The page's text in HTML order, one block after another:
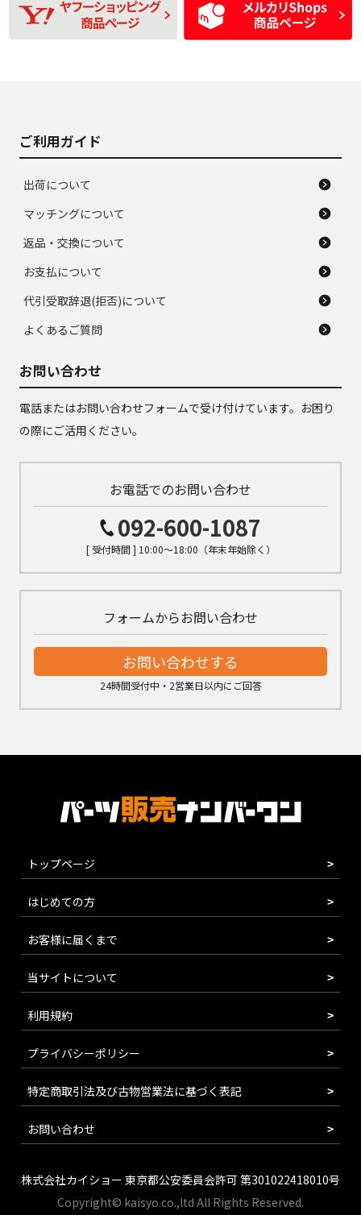
D
あり、一般的な中古
品
D
間使用できるくらい
の中古品
ご利用ガイド
出荷について
マッチングについて
返品・交換について
お支払について
代引受取辞退(拒否)について
よくあるご質問
お問い合わせ
電話またはお問い合わせフォームで受け付けています。お困り
の際にご活用ください。
お電話でのお問い合わせ
092-600-1087
[ 受付時間 ] 10:00～18:00（年末年始除く）
フォームからお問い合わせ
お問い合わせする
24時間受付中・2営業日以内にご回答
トップページ
はじめての方
お客様に届くまで
当サイトについて
利用規約
プライバシーポリシー
特定商取引法及び古物営業法に基づく表記
お問い合わせ
株式会社カイショー 東京都公安委員会許可 第301022418010号
Copyright© kaisyo.co.,ltd All Rights Reserved.